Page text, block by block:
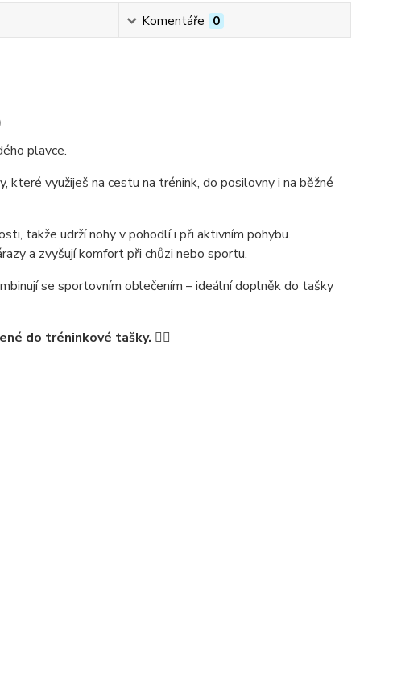
Komentáře 0
plavce.
, které využiješ na cestu na trénink, do posilovny i na běžné
, takže udrží nohy v pohodlí i při aktivním pohybu.
a zvyšují komfort při chůzi nebo sportu.
se sportovním oblečením – ideální doplněk do tašky
do tréninkové tašky. 🏊‍♂️